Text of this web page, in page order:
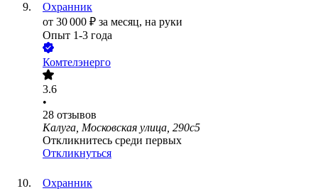
Охранник
от 30 000 ₽ за месяц, на руки
Опыт 1-3 года
Комтелэнерго
3.6
•
28 отзывов
Калуга, Московская улица, 290с5
Откликнитесь среди первых
Откликнуться
Охранник